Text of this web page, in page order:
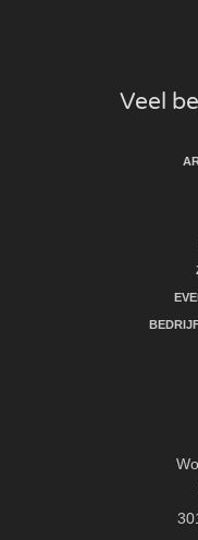
Veel